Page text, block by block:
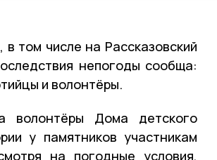
том числе на Рассказовский
непогоды сообща:
и волонтёры.
волонтёры Дома детского
у памятников участникам
на погодные условия,